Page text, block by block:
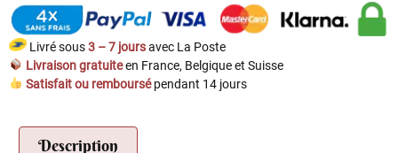
Livré sous3 – 7 joursavec La Poste
Livraison gratuiteen France, Belgique et Suisse
Satisfait ou remboursépendant 14 jours
Description